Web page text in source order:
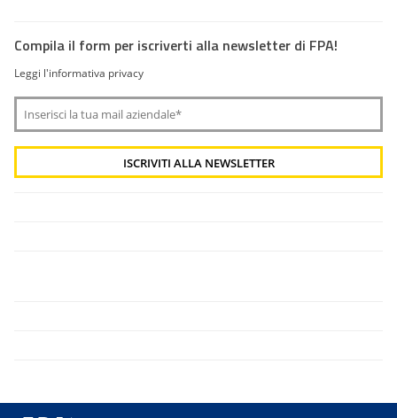
Compila il form per iscriverti alla newsletter di FPA!
Leggi l'informativa privacy